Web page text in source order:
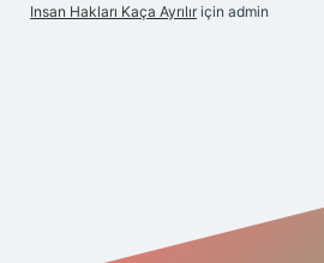
Insan Hakları Kaça Ayrılır için admin